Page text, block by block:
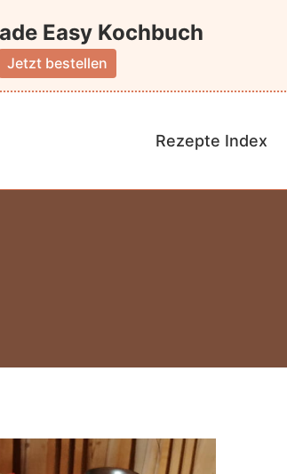
Easy Kochbuch
Jetzt bestellen
Rezepte Index